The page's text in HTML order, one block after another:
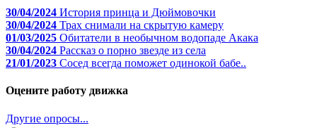
30/04/2024 История принца и Дюймовочки
30/04/2024 Трах снимали на скрытую камеру
01/03/2025 Обитатели в необычном водопаде Акака
30/04/2024 Рассказ о порно звезде из села
21/01/2023 Сосед всегда поможет одинокой бабе..
Оцените работу движка
Другие опросы...